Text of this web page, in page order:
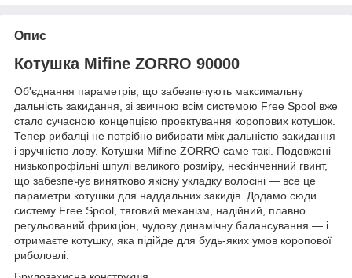
Опис
Котушка Mifine ZORRO 90000
Об'єднання параметрів, що забезпечують максимальну
дальність закидання, зі звичною всім системою Free Spool вже
стало сучасною концепцією проектування коропових котушок.
Тепер рибалці не потрібно вибирати між дальністю закидання
і зручністю лову. Котушки Mifine ZORRO саме такі. Подовжені
низькопрофільні шпулі великого розміру, нескінченний гвинт,
що забезпечує винятково якісну укладку волосіні — все це
параметри котушки для наддальних закидів. Додамо сюди
систему Free Spool, тяговий механізм, надійний, плавно
регульований фрикціон, чудову динамічну балансування — і
отримаєте котушку, яка підійде для будь-яких умов коропової
риболовлі.